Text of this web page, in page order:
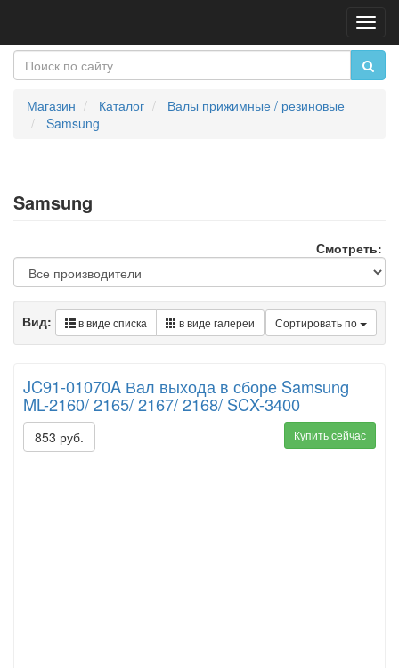
Магазин Каталог
Валы прижимные / резиновые
Samsung
Samsung
Смотреть:
Сортировать по
Вид: в виде списка в виде галереи
JC91-01070A Вал выхода в сборе Samsung
ML-2160/ 2165/ 2167/ 2168/ SCX-3400
853 руб. Купить сейчас